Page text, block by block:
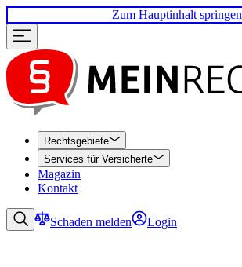
Zum Hauptinhalt springen
Rechtsgebiete
Services für Versicherte
Magazin
Kontakt
Schaden melden Login